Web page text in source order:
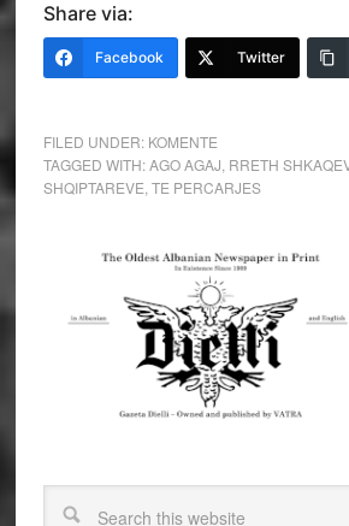
Share via:
Facebook Twitter
FILED UNDER: KOMENTE
TAGGED WITH:AGO AGAJ RRETH
SHQIPTAREVE TE PERCARJES